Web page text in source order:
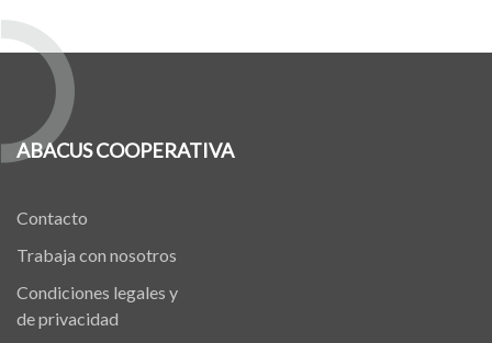
ABACUS COOPERATIVA
Contacto
Trabaja con nosotros
Condiciones legales y
de privacidad